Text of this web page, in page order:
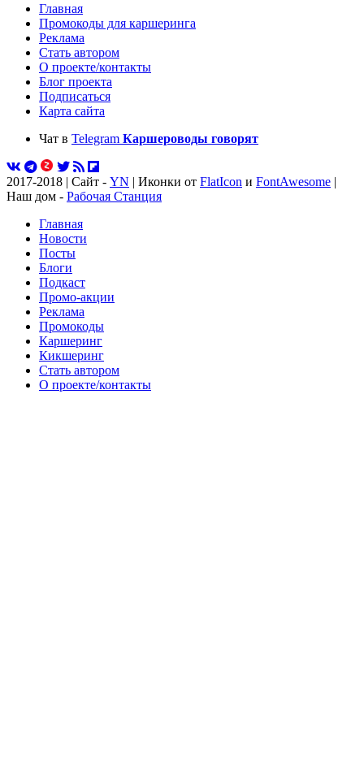
Главная
Промокоды для каршеринга
Реклама
Стать автором
О проекте/контакты
Блог проекта
Подписаться
Карта сайта
Чат в Telegram Каршероводы говорят
2017-2018 | Сайт - YN | Иконки от FlatIcon и FontAwesome |
Наш дом - Рабочая Станция
Главная
Новости
Посты
Блоги
Подкаст
Промо-акции
Реклама
Промокоды
Каршеринг
Кикшеринг
Стать автором
О проекте/контакты